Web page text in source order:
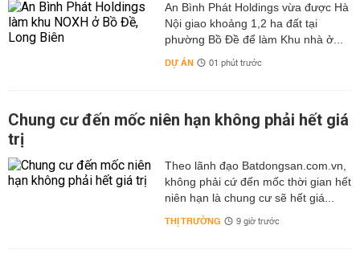
An Bình Phát Holdings vừa được Hà
Nội giao khoảng 1,2 ha đất tại
phường Bồ Đề để làm Khu nhà ở...
DỰ ÁN 01 phút trước
Chung cư đến mốc niên hạn không phải hết giá
trị
Theo lãnh đạo Batdongsan.com.vn,
không phải cứ đến mốc thời gian hết
niên hạn là chung cư sẽ hết giá...
THỊ TRƯỜNG 9 giờ trước